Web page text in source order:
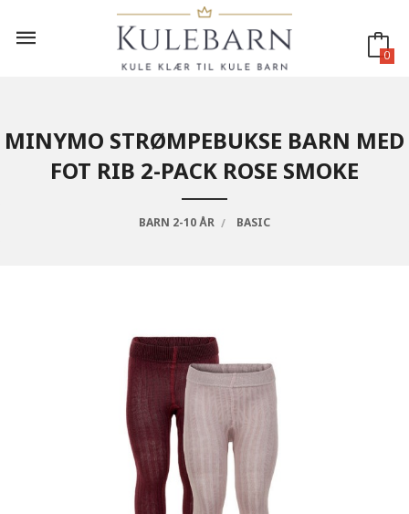
innholdet
0
MINYMO STRØMPEBUKSE BARN MED
FOT RIB 2-PACK ROSE SMOKE
BARN 2-10 ÅR BASIC